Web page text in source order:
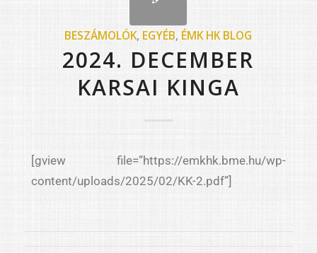
BESZÁMOLÓK, EGYÉB, ÉMK HK BLOG
2024. DECEMBER
KARSAI KINGA
[gview file=”https://emkhk.bme.hu/wp-
content/uploads/2025/02/KK-2.pdf”]